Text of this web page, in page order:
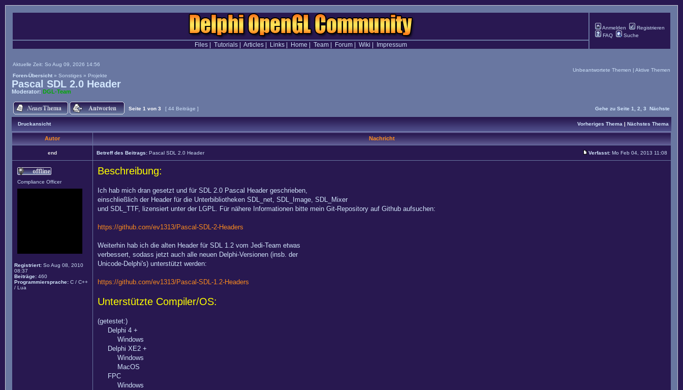
Anmelden
Registrieren
FAQ
Suche
Files| Tutorials| Articles| Links| Home Team| Forum| Wiki Impressum
Aktuelle Zeit: So Aug 09, 2026 14:56
Foren-Übersicht » Sonstiges » Projekte
Unbeantwortete Themen | Aktive Themen
Pascal SDL 2.0 Header
Moderator: DGL-Team
Seite 1 von 3 [ 44 Beiträge ] Gehe zu Seite 1 2 3 Nächste
Druckansicht Vorheriges Thema | Nächstes Thema
Autor Nachricht
end Betreff des Beitrags: Pascal SDL 2.0 Header Verfasst: Mo Feb 04, 2013 11:08
Compliance Officer
Registriert: So Aug 08, 2010
08:37
Beiträge: 460
Programmiersprache: C / C++
/ Lua
Beschreibung:
Ich hab mich dran gesetzt und für SDL 2.0 Pascal Header geschrieben,
einschließlich der Header für die Unterbibliotheken SDL_net, SDL_Image, SDL_Mixer
und SDL_TTF, lizensiert unter der LGPL. Für nähere Informationen bitte mein Git-Repository auf Github aufsuchen:
https://github.com/ev1313/Pascal-SDL-2-Headers
Weiterhin hab ich die alten Header für SDL 1.2 vom Jedi-Team etwas
verbessert, sodass jetzt auch alle neuen Delphi-Versionen (insb. der
Unicode-Delphi's) unterstützt werden:
https://github.com/ev1313/Pascal-SDL-1.2-Headers
Unterstützte Compiler/OS:
(getestet:)
Delphi 4 +
Windows
Delphi XE2 +
Windows
MacOS
FPC
Windows